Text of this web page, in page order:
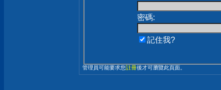
密碼:
記住我?
管理員可能要求您註冊後才可瀏覽此頁面。